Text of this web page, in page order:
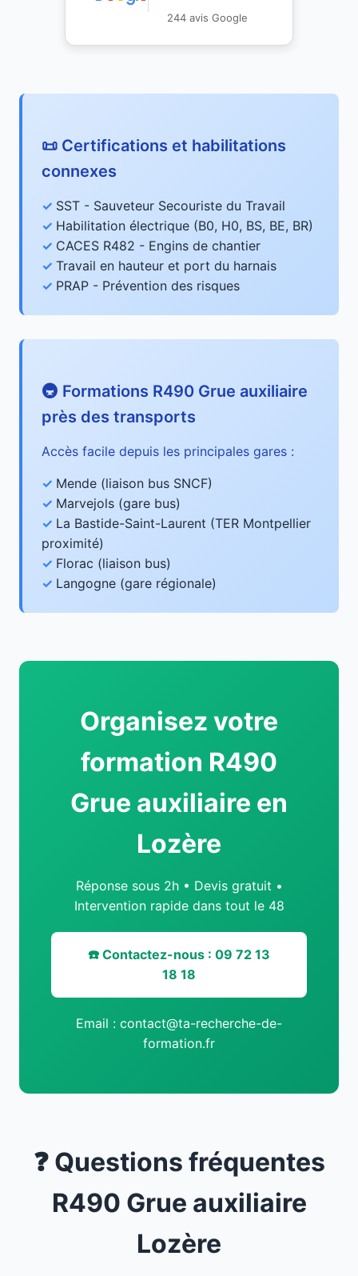
244 avis Google
📜 Certifications et habilitations
connexes
SST - Sauveteur Secouriste du Travail
Habilitation électrique (B0, H0, BS, BE, BR)
CACES R482 - Engins de chantier
Travail en hauteur et port du harnais
PRAP - Prévention des risques
🚇 Formations R490 Grue auxiliaire
près des transports
Accès facile depuis les principales gares :
Mende (liaison bus SNCF)
Marvejols (gare bus)
La Bastide-Saint-Laurent (TER Montpellier
proximité)
Florac (liaison bus)
Langogne (gare régionale)
Organisez votre
formation R490
Grue auxiliaire en
Lozère
Réponse sous 2h • Devis gratuit •
Intervention rapide dans tout le 48
☎️ Contactez-nous : 09 72 13
18 18
Email : contact@ta-recherche-de-
formation.fr
❓ Questions fréquentes
R490 Grue auxiliaire
Lozère